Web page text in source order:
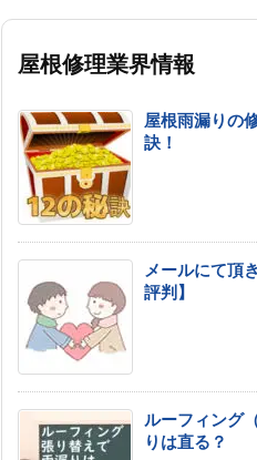
屋根修理業界情報
屋根雨漏りの
訣！
メールにて頂
評判】
ルーフィング
りは直る？